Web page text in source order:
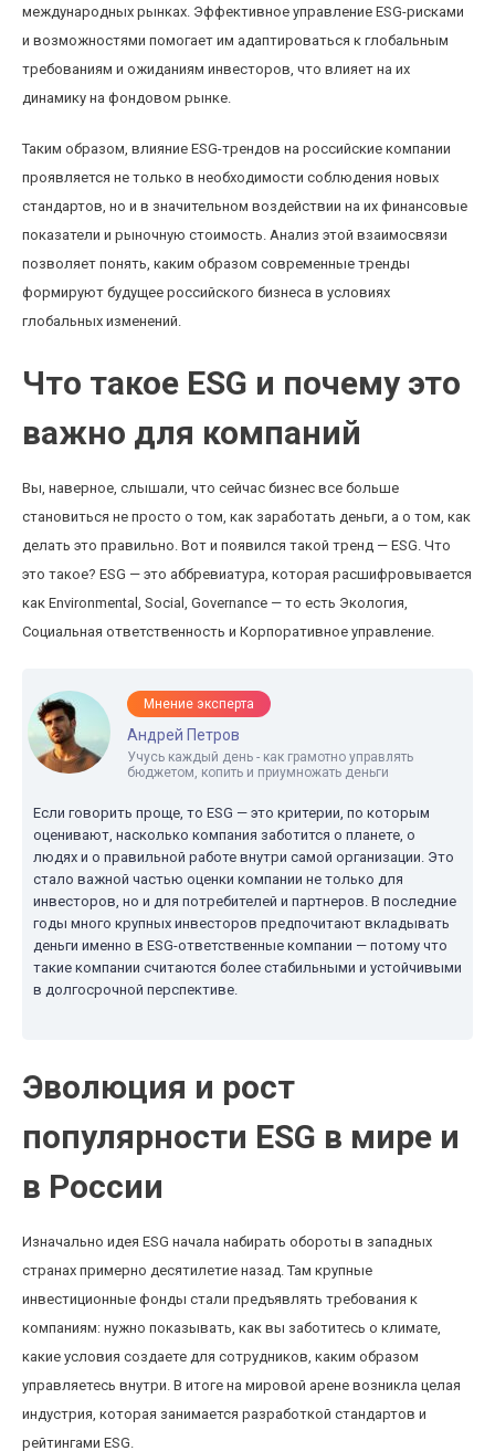
международных рынках. Эффективное управление ESG-рисками
и возможностями помогает им адаптироваться к глобальным
требованиям и ожиданиям инвесторов, что влияет на их
динамику на фондовом рынке.
Таким образом, влияние ESG-трендов на российские компании
проявляется не только в необходимости соблюдения новых
стандартов, но и в значительном воздействии на их финансовые
показатели и рыночную стоимость. Анализ этой взаимосвязи
позволяет понять, каким образом современные тренды
формируют будущее российского бизнеса в условиях
глобальных изменений.
Что такое ESG и почему это
важно для компаний
Вы, наверное, слышали, что сейчас бизнес все больше
становиться не просто о том, как заработать деньги, а о том, как
делать это правильно. Вот и появился такой тренд — ESG. Что
это такое? ESG — это аббревиатура, которая расшифровывается
как Environmental, Social, Governance — то есть Экология,
Социальная ответственность и Корпоративное управление.
Мнение эксперта
Андрей Петров
Учусь каждый день - как грамотно управлять
бюджетом, копить и приумножать деньги
Если говорить проще, то ESG — это критерии, по которым
оценивают, насколько компания заботится о планете, о
людях и о правильной работе внутри самой организации. Это
стало важной частью оценки компании не только для
инвесторов, но и для потребителей и партнеров. В последние
годы много крупных инвесторов предпочитают вкладывать
деньги именно в ESG-ответственные компании — потому что
такие компании считаются более стабильными и устойчивыми
в долгосрочной перспективе.
Эволюция и рост
популярности ESG в мире и
в России
Изначально идея ESG начала набирать обороты в западных
странах примерно десятилетие назад. Там крупные
инвестиционные фонды стали предъявлять требования к
компаниям: нужно показывать, как вы заботитесь о климате,
какие условия создаете для сотрудников, каким образом
управляетесь внутри. В итоге на мировой арене возникла целая
индустрия, которая занимается разработкой стандартов и
рейтингами ESG.